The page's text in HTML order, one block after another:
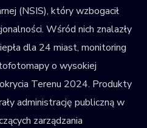
(NSIS), który wzbogacił
Wśród nich znalazły
dla 24 miast, monitoring
o wysokiej
Terenu 2024. Produkty
administrację publiczną w
zarządzania